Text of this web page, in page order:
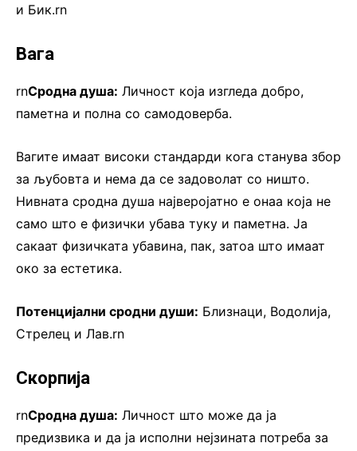
и Бик.rn
Вага
rnСродна душа: Личност која изгледа добро,
паметна и полна со самодоверба.
Вагите имаат високи стандарди кога станува збор
за љубовта и нема да се задоволат со ништо.
Нивната сродна душа најверојатно е онаа која не
само што е физички убава туку и паметна. Ја
сакаат физичката убавина, пак, затоа што имаат
око за естетика.
Потенцијални сродни души: Близнаци, Водолија,
Стрелец и Лав.rn
Скорпија
rnСродна душа: Личност што може да ја
предизвика и да ја исполни нејзината потреба за